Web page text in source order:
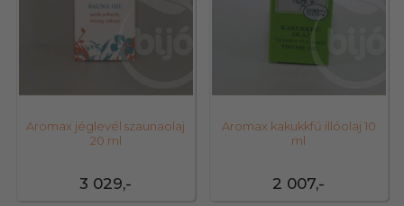
3 029,-
Aromax jéglevél szaunaolaj
20 ml
2 007,-
Aromax kakukkfű illóolaj 10
ml